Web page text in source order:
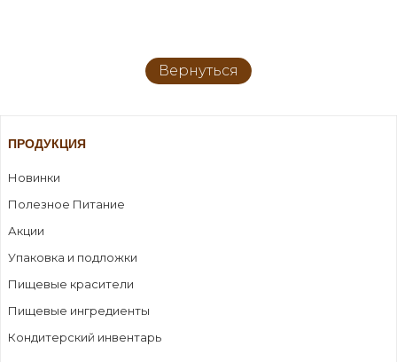
Вернуться
ПРОДУКЦИЯ
Новинки
Полезное Питание
Акции
Упаковка и подложки
Пищевые красители
Пищевые ингредиенты
Кондитерский инвентарь